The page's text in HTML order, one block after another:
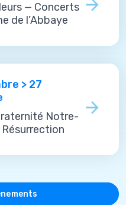
— Concerts
de l’Abbaye
> 27
Notre-
Résurrection